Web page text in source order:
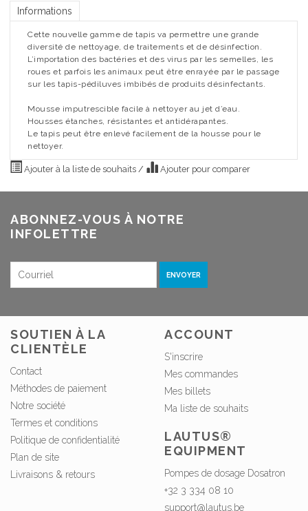
Informations
Cette nouvelle gamme de tapis va permettre une grande
diversité de nettoyage, de traitements et de désinfection.
L’importation des bactéries et des virus par les semelles, les
roues et parfois les animaux peut être enrayée par le passage
sur les tapis-pédiluves imbibés de produits désinfectants.
Mousse imputrescible facile à nettoyer au jet d’eau.
Housses étanches, résistantes et antidérapantes.
Le tapis peut être enlevé facilement de la housse pour le
nettoyer.
Ajouter à la liste de souhaits / Ajouter pour comparer
ABONNEZ-VOUS À NOTRE
INFOLETTRE
ENVOYER
SOUTIEN À LA
CLIENTÈLE
Contact
Méthodes de paiement
Notre société
Termes et conditions
Politique de confidentialité
Plan de site
Livraisons & retours
ACCOUNT
S'inscrire
Mes commandes
Mes billets
Ma liste de souhaits
LAUTUS®
EQUIPMENT
Pompes de dosage Dosatron
+32 3 334 08 10
support@lautus.be